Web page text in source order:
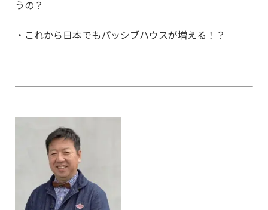
うの？
・これから日本でもパッシブハウスが増える！？